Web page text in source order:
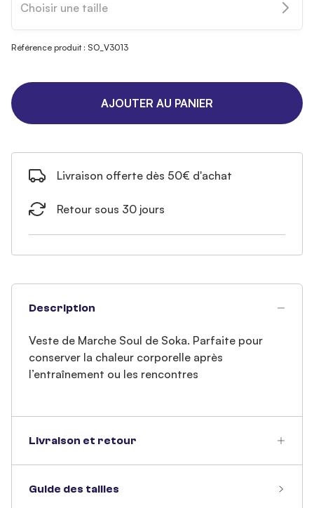
Choisir une taille
Référence produit : SO_V3013
AJOUTER AU PANIER
Livraison offerte dès 50€ d'achat
Retour sous 30 jours
Description
Veste de Marche Soul de Soka. Parfaite pour
conserver la chaleur corporelle après
l’entraînement ou les rencontres
Livraison et retour
Guide des tailles